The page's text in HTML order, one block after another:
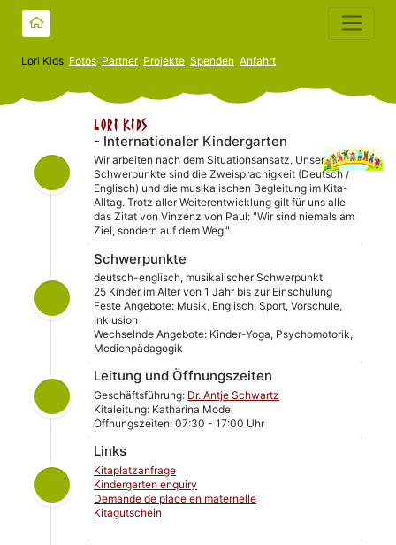
Lori Kids Fotos Partner Projekte Spenden Anfahrt
Lori Kids
- Internationaler Kindergarten
Wir arbeiten nach dem Situationsansatz. Unsere
Schwerpunkte sind die Zweisprachigkeit (Deutsch /
Englisch) und die musikalischen Begleitung im Kita-
Alltag. Trotz aller Weiterentwicklung gilt für uns alle
das Zitat von Vinzenz von Paul: "Wir sind niemals am
Ziel, sondern auf dem Weg."
Schwerpunkte
deutsch-englisch, musikalischer Schwerpunkt
25 Kinder im Alter von 1 Jahr bis zur Einschulung
Feste Angebote: Musik, Englisch, Sport, Vorschule,
Inklusion
Wechselnde Angebote: Kinder-Yoga, Psychomotorik,
Medienpädagogik
Leitung und Öffnungszeiten
Geschäftsführung: Dr. Antje Schwartz
Kitaleitung: Katharina Model
Öffnungszeiten: 07:30 - 17:00 Uhr
Links
Kitaplatzanfrage
Kindergarten enquiry
Demande de place en maternelle
Kitagutschein